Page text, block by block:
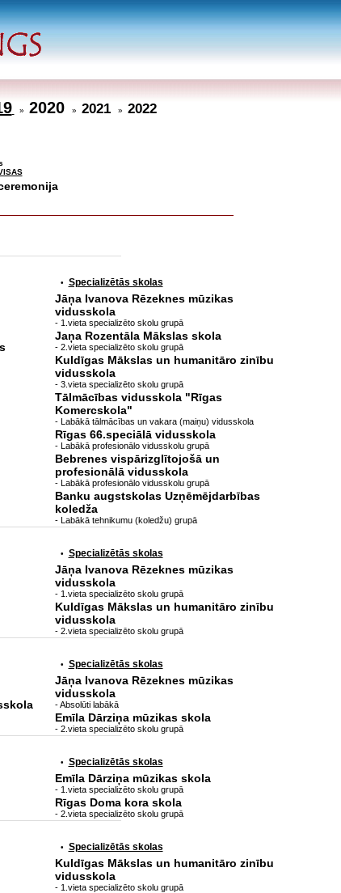
» 2020 » 2021 » 2022
• Specializētās skolas
Jāņa Ivanova Rēzeknes mūzikas
vidusskola
- 1.vieta specializēto skolu grupā
Jaņa Rozentāla Mākslas skola
- 2.vieta specializēto skolu grupā
Kuldīgas Mākslas un humanitāro zinību
vidusskola
- 3.vieta specializēto skolu grupā
Tālmācības vidusskola "Rīgas
Komercskola"
- Labākā tālmācības un vakara (maiņu) vidusskola
Rīgas 66.speciālā vidusskola
- Labākā profesionālo vidusskolu grupā
Bebrenes vispārizglītojošā un
profesionālā vidusskola
- Labākā profesionālo vidusskolu grupā
Banku augstskolas Uzņēmējdarbības
koledža
- Labākā tehnikumu (koledžu) grupā
• Specializētās skolas
Jāņa Ivanova Rēzeknes mūzikas
vidusskola
- 1.vieta specializēto skolu grupā
Kuldīgas Mākslas un humanitāro zinību
vidusskola
- 2.vieta specializēto skolu grupā
• Specializētās skolas
Jāņa Ivanova Rēzeknes mūzikas
vidusskola
- Absolūti labākā
Emīla Dārziņa mūzikas skola
- 2.vieta specializēto skolu grupā
• Specializētās skolas
Emīla Dārziņa mūzikas skola
- 1.vieta specializēto skolu grupā
Rīgas Doma kora skola
- 2.vieta specializēto skolu grupā
• Specializētās skolas
Kuldīgas Mākslas un humanitāro zinību
vidusskola
- 1.vieta specializēto skolu grupā